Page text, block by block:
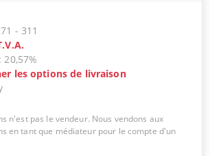
- 311
:20,57%
les options de livraison
n'est pas le vendeur. Nous vendons aux
en tant que médiateur pour le compte d'un